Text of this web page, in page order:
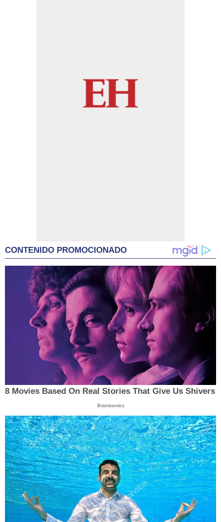
CONTENIDO PROMOCIONADO
8 Movies Based On Real Stories That Give Us Shivers
Brainberries